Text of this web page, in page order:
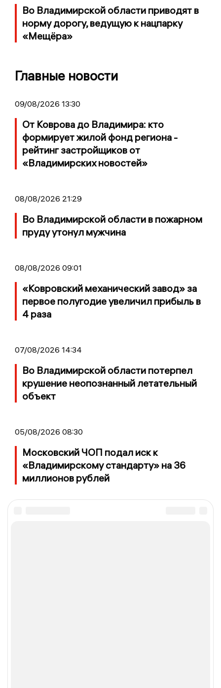
Во Владимирской области приводят в
норму дорогу, ведущую к нацпарку
«Мещёра»
Главные новости
09/08/2026 13:30
От Коврова до Владимира: кто
формирует жилой фонд региона -
рейтинг застройщиков от
«Владимирских новостей»
08/08/2026 21:29
Во Владимирской области в пожарном
пруду утонул мужчина
08/08/2026 09:01
«Ковровский механический завод» за
первое полугодие увеличил прибыль в
4 раза
07/08/2026 14:34
Во Владимирской области потерпел
крушение неопознанный летательный
объект
05/08/2026 08:30
Московский ЧОП подал иск к
«Владимирскому стандарту» на 36
миллионов рублей